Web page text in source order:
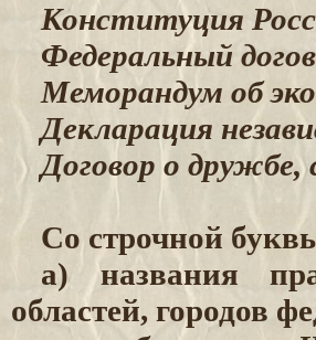
Конституция
Федеральный
Меморандум об
Декларация
Договор о
Со строчной
а) названия
областей, городов